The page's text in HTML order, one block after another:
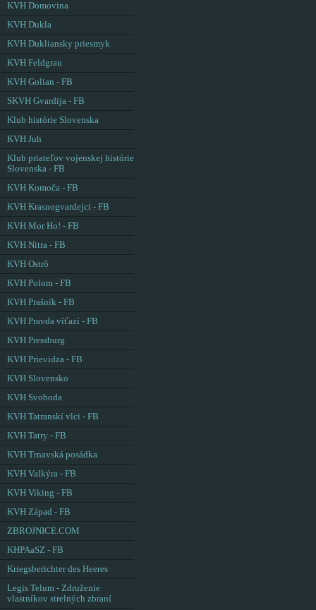
KVH Domovina
KVH Dukla
KVH Dukliansky priesmyk
KVH Feldgrau
KVH Golian - FB
SKVH Gvardija - FB
Klub histórie Slovenska
KVH Juh
Klub priateľov vojenskej histórie
Slovenska - FB
KVH Komoča - FB
KVH Krasnogvardejci - FB
KVH Mor Ho! - FB
KVH Nitra - FB
KVH Ostrô
KVH Polom - FB
KVH Prašník - FB
KVH Pravda víťazí - FB
KVH Pressburg
KVH Prievidza - FB
KVH Slovensko
KVH Svoboda
KVH Tatranskí vlci - FB
KVH Tatry - FB
KVH Trnavská posádka
KVH Valkýra - FB
KVH Viking - FB
KVH Západ - FB
ZBROJNICE.COM
KHPAaSZ - FB
Kriegsberichter des Heeres
Legis Telum - Združenie
vlastníkov strelných zbraní